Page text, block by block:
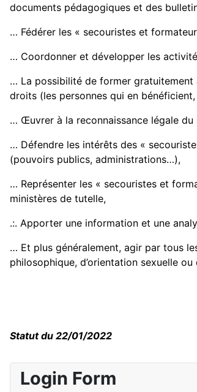
documents pédagogiques et des
… Fédérer les « secouristes et
… Coordonner et développer les
… La possibilité de former gratuitement
droits (les personnes qui en
… Œuvrer à la reconnaissance légale
… Défendre les intérêts des «
(pouvoirs publics, administrations…),
… Représenter les « secouristes et
ministères de tutelle,
.:. Apporter une information et une
… Et plus généralement, agir par tous
philosophique, d’orientation sexuelle ou
Statut du 22/01/2022
Login Form